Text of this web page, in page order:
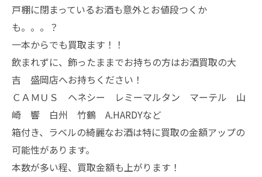
戸棚に閉まっているお酒も意外とお値段つくか
も。。。？
一本からでも買取ます！！
飲まれずに、飾ったままでお持ちの方はお酒買取の大
吉 盛岡店へお持ちください！
ＣＡＭＵＳ ヘネシー レミーマルタン マーテル 山
崎 響 白州 竹鶴 A.HARDYなど
箱付き、ラベルの綺麗なお酒は特に買取の金額アップの
可能性があります。
本数が多い程、買取金額も上がります！